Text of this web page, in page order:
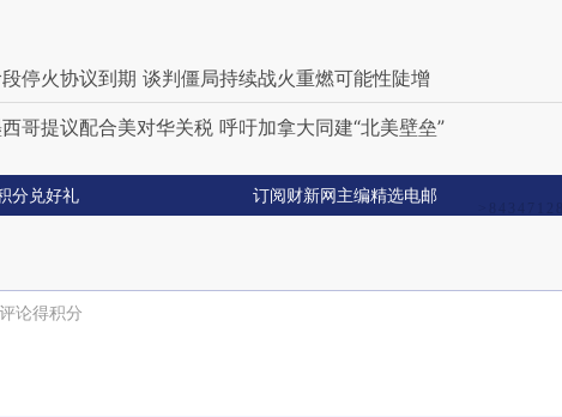
停火协议到期 谈判僵局持续战火重燃可能性陡增
哥提议配合美对华关税 呼吁加拿大同建“北美壁垒”
分兑好礼 订阅财新网主编精选电邮
论得积分